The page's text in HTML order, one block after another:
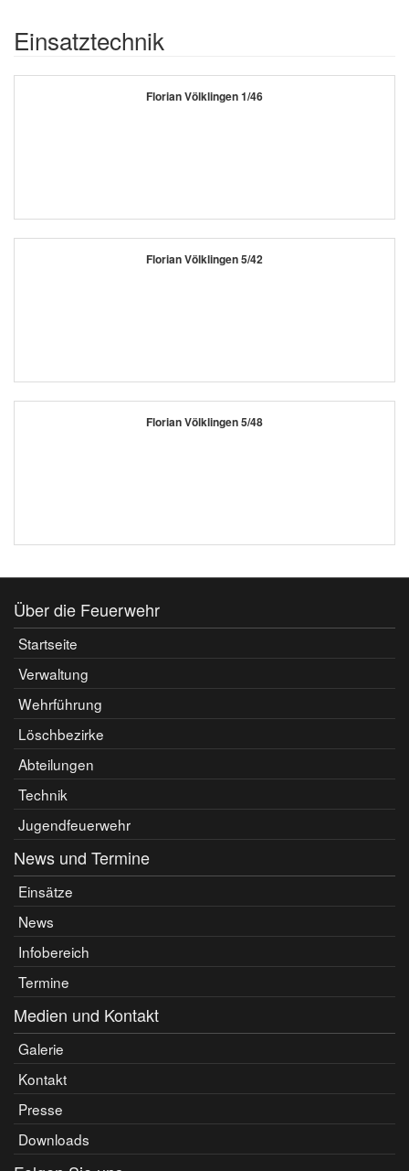
Einsatztechnik
Florian Völklingen 1/46
Florian Völklingen 5/42
Florian Völklingen 5/48
Über die Feuerwehr
Startseite
Verwaltung
Wehrführung
Löschbezirke
Abteilungen
Technik
Jugendfeuerwehr
News und Termine
Einsätze
News
Infobereich
Termine
Medien und Kontakt
Galerie
Kontakt
Presse
Downloads